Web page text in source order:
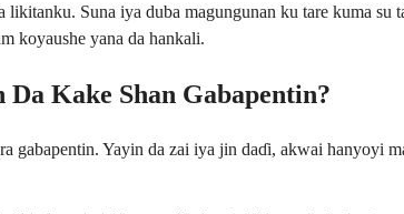
Suna iya duba magungunan ku tare kuma
koyaushe yana da hankali.
Kake Shan Gabapentin?
gabapentin. Yayin da zai iya jin daɗi, akwai hanyoyi